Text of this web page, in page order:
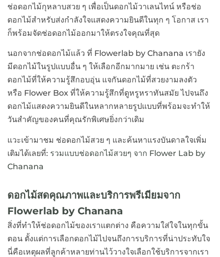
ช่อดอกไม้กุหลาบสวย ๆ เพื่อเป็นดอกไม้วาเลนไทน์ หรือช่อ
ดอกไม้สำหรับส่งกำลังใจแสดงความยินดีในทุก ๆ โอกาส เรา
ก็พร้อมจัดช่อดอกไม้ออกมาให้ตรงใจคุณที่สุด
นอกจากช่อดอกไม้แล้ว ที่ Flowerlab by Chanana เรายัง
มีดอกไม้ในรูปแบบอื่น ๆ ให้เลือกอีกมากมาย เช่น ตะกร้า
ดอกไม้ที่ให้ความรู้สึกอบอุ่น แจกันดอกไม้ที่สวยงามลงตัว
หรือ Flower Box ที่ให้ความรู้สึกที่ดูหรูหราทันสมัย ไปจนถึง
ดอกไม้แสดงความยินดีในหลากหลายรูปแบบที่พร้อมจะทำให้
วันสำคัญของคนที่คุณรักพิเศษยิ่งกว่าเดิม
แวะเข้ามาชม ช่อดอกไม้สวย ๆ และค้นหาแรงบันดาลใจเพิ่ม
เติมได้เลยที่: รวมแบบช่อดอกไม้สวยๆ จาก Flower Lab by
Chanana
ดอกไม้สดคุณภาพและบริการพรีเมียมจาก
Flowerlab by Chanana
สิ่งที่ทำให้ช่อดอกไม้ของเราแตกต่าง คือความใส่ใจในทุกขั้น
ตอน ตั้งแต่การเลือกดอกไม้ไปจนถึงการบริการที่น่าประทับใจ
นี่คือเหตุผลที่ลูกค้าหลายท่านไว้วางใจเลือกใช้บริการจากเรา